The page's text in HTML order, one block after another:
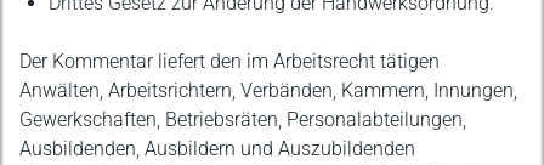
Der Kommentar liefert den im Arbeitsrecht tätigen
Anwälten, Arbeitsrichtern, Verbänden, Kammern, Innungen,
Gewerkschaften, Betriebsräten, Personalabteilungen,
Ausbildenden, Ausbildern und Auszubildenden